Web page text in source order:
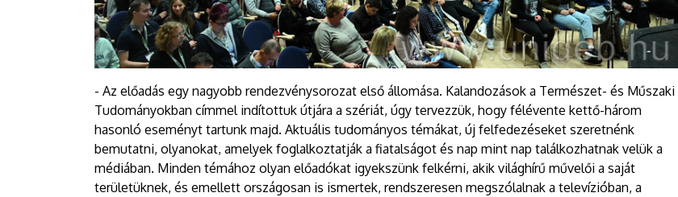
- Az előadás egy nagyobb rendezvénysorozat első állomása. Kalandozások a Természet- és Műszaki
Tudományokban címmel indítottuk útjára a szériát, úgy tervezzük, hogy félévente kettő-három
hasonló eseményt tartunk majd. Aktuális tudományos témákat, új felfedezéseket szeretnénk
bemutatni, olyanokat, amelyek foglalkoztatják a fiatalságot és nap mint nap találkozhatnak velük a
médiában. Minden témához olyan előadókat igyekszünk felkérni, akik világhírű művelői a saját
területüknek, és emellett országosan is ismertek, rendszeresen megszólalnak a televízióban, a